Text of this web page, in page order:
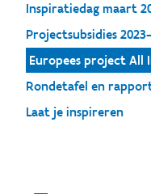
Inspiratiedag maart
Projectsubsidies
Europees project All
Rondetafel en
Laat je inspireren